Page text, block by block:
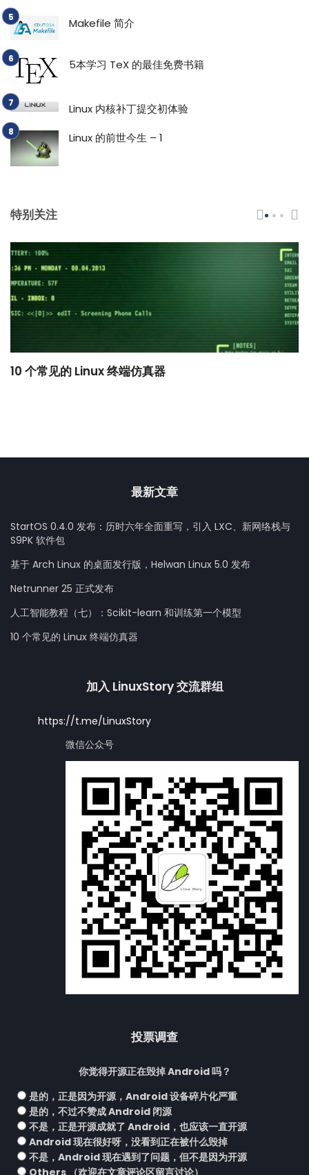
Makefile 简介
5本学习 TeX 的最佳免费书籍
Linux 内核补丁提交初体验
Linux 的前世今生 – 1
特别关注
10 个常见的 Linux 终端仿真器
最新文章
StartOS 0.4.0 发布：历时六年全面重写，引入 LXC、新网络栈与
S9PK 软件包
基于 Arch Linux 的桌面发行版，Helwan Linux 5.0 发布
Netrunner 25 正式发布
人工智能教程（七）：Scikit-learn 和训练第一个模型
10 个常见的 Linux 终端仿真器
加入 LinuxStory 交流群组
https://t.me/LinuxStory
微信公众号
投票调查
你觉得开源正在毁掉 Android 吗？
是的，正是因为开源，Android 设备碎片化严重
是的，不过不赞成 Android 闭源
不是，正是开源成就了 Android，也应该一直开源
Android 现在很好呀，没看到正在被什么毁掉
不是，Android 现在遇到了问题，但不是因为开源